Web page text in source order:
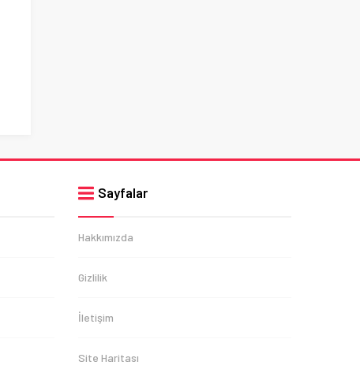
Sayfalar
Hakkımızda
Gizlilik
İletişim
Site Haritası